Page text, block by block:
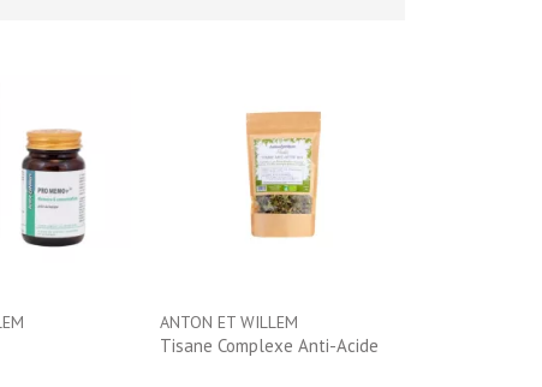
ANTON ET WILLEM
Tisane Complexe Anti-Acide